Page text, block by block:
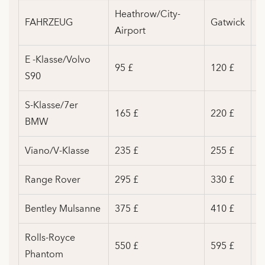
FAHRZEUG
Heathrow/City-
Airport
Gatwick
E -Klasse/Volvo
S90
95 £ 120 £
S-Klasse/7er
BMW
165 £ 220 £
Viano/V-Klasse 235 £ 255 £
Range Rover 295 £ 330 £
Bentley Mulsanne 375 £ 410 £
Rolls-Royce
Phantom
550 £ 595 £